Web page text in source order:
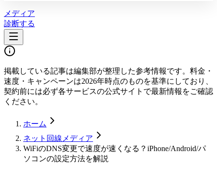
メディア
診断する
掲載している記事は編集部が整理した参考情報です。料金・
速度・キャンペーンは2026年時点のものを基準にしており、
契約前には必ず各サービスの公式サイトで最新情報をご確認
ください。
ホーム
ネット回線メディア
WiFiのDNS変更で速度が速くなる？iPhone/Android/パ
ソコンの設定方法を解説